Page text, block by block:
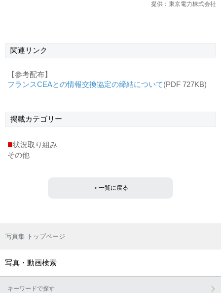
提供：東京電力株式会社
関連リンク
【参考配布】
フランスCEAとの情報交換協定の締結について(PDF 727KB)
掲載カテゴリー
■状況取り組み
その他
＜一覧に戻る
写真集 トップページ
写真・動画検索
キーワードで探す